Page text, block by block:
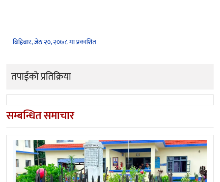
बिहिबार, जेठ २०, २०७८ मा प्रकाशित
तपाईको प्रतिक्रिया
सम्बन्धित समाचार